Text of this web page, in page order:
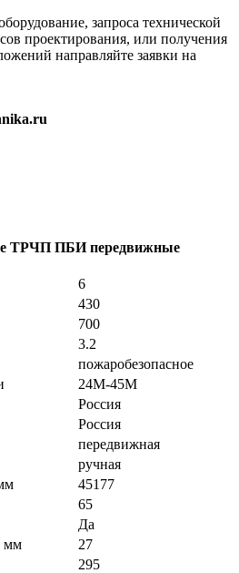
запроса технической
проектирования, или получения
направляйте заявки на
ТРЧП ПБИ передвижные
6
430
700
3.2
пожаробезопасное
24M-45M
Россия
Россия
передвижная
ручная
45177
65
Да
мм
27
295